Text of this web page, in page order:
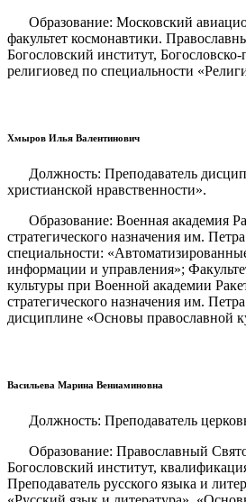
Образование: Московский
факультет космонавтики.
Богословский институт, Богословско-
религиовед по специальности
Хмыров Илья Валентинович
Должность: Преподаватель
христианской нравственности».
Образование: Военная академия
стратегического назначения им.
специальности:
информации и управления»;
культуры при Военной академии
стратегического назначения им.
дисциплине «Основы православной
Васильева Марина Вениаминовна
Должность: Преподаватель
Образование: Православный
Богословский институт,
Преподаватель русского языка и